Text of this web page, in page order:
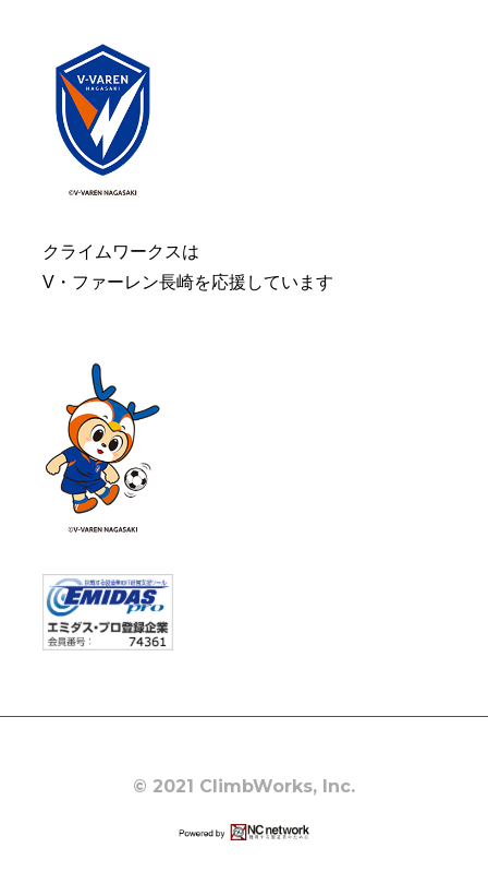
クライムワークスは
V・ファーレン長崎を応援しています
© 2021 ClimbWorks, Inc.